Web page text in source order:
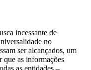
incessante de
no
ser alcançados, um
que as informações